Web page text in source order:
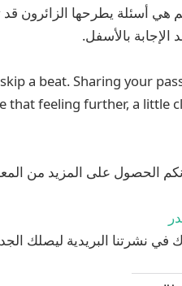
هي أسئلة يطرحها الزائرون
الإجابة بالأسفل.
a beat. Sharing your
that feeling further, a little
الحصول على المزيد من
في نشرتنا البريدية ليصلك